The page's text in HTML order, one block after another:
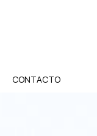
CONTACTO